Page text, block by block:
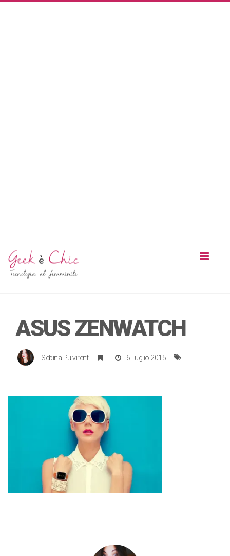
ASUS ZENWATCH
Sebina Pulvirenti 6 Luglio 2015